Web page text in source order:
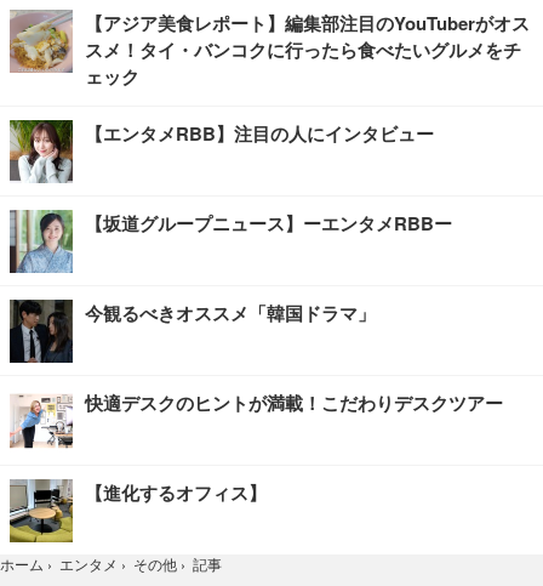
【アジア美食レポート】編集部注目のYouTuberがオス
スメ！タイ・バンコクに行ったら食べたいグルメをチ
ェック
【エンタメRBB】注目の人にインタビュー
【坂道グループニュース】ーエンタメRBBー
今観るべきオススメ「韓国ドラマ」
快適デスクのヒントが満載！こだわりデスクツアー
【進化するオフィス】
ホーム › エンタメ › その他 › 記事